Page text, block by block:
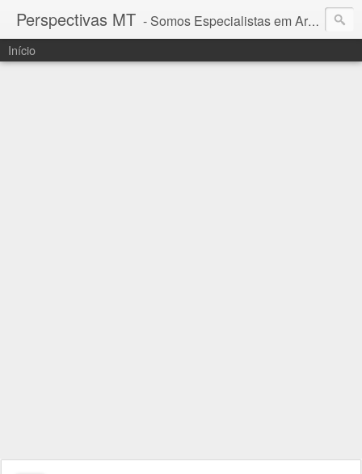
Perspectivas MT - Somos Especialistas em Araguaia - Mato Grosso
Início